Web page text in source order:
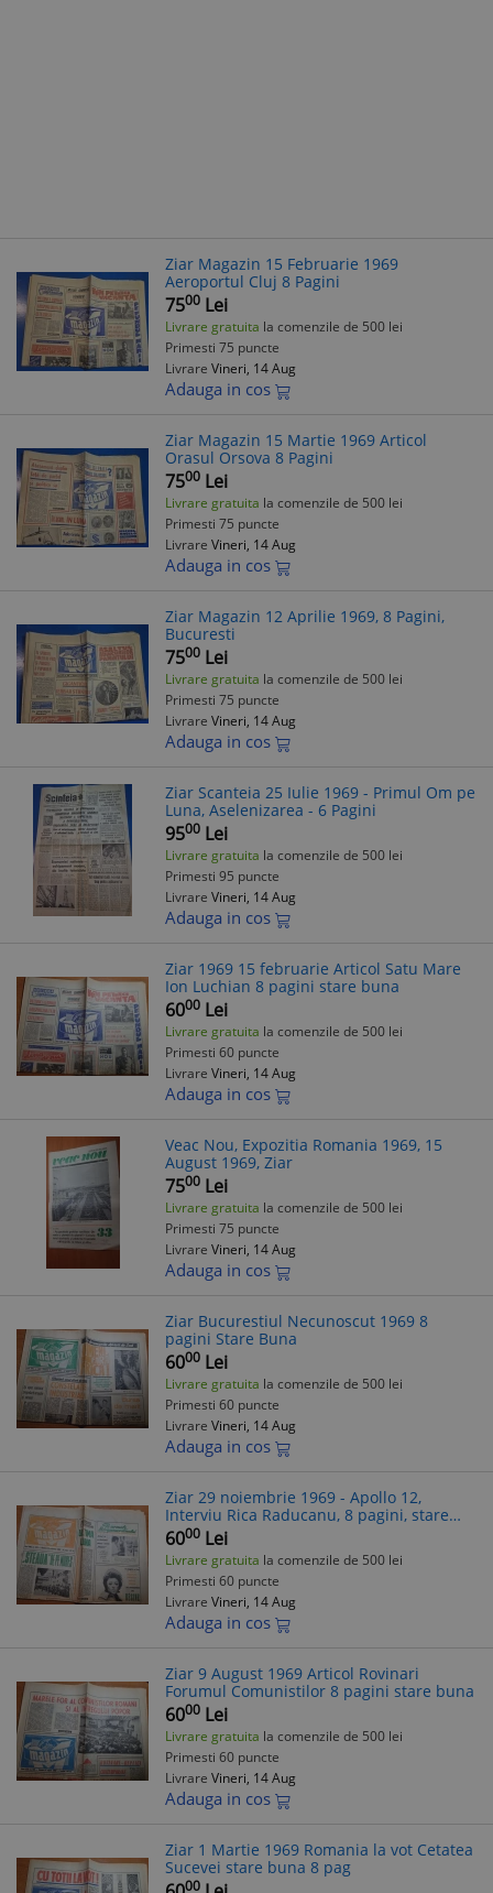
Ziar Magazin 15 Februarie 1969
Aeroportul Cluj 8 Pagini
7500 Lei
Livrare gratuita la comenzile de 500 lei
Primesti 75 puncte
Livrare Vineri, 14 Aug
Adauga in cos
Ziar Magazin 15 Martie 1969 Articol
Orasul Orsova 8 Pagini
7500 Lei
Livrare gratuita la comenzile de 500 lei
Primesti 75 puncte
Livrare Vineri, 14 Aug
Adauga in cos
Ziar Magazin 12 Aprilie 1969, 8 Pagini,
Bucuresti
7500 Lei
Livrare gratuita la comenzile de 500 lei
Primesti 75 puncte
Livrare Vineri, 14 Aug
Adauga in cos
Ziar Scanteia 25 Iulie 1969 - Primul Om pe
Luna, Aselenizarea - 6 Pagini
9500 Lei
Livrare gratuita la comenzile de 500 lei
Primesti 95 puncte
Livrare Vineri, 14 Aug
Adauga in cos
Ziar 1969 15 februarie Articol Satu Mare
Ion Luchian 8 pagini stare buna
6000 Lei
Livrare gratuita la comenzile de 500 lei
Primesti 60 puncte
Livrare Vineri, 14 Aug
Adauga in cos
Veac Nou, Expozitia Romania 1969, 15
August 1969, Ziar
7500 Lei
Livrare gratuita la comenzile de 500 lei
Primesti 75 puncte
Livrare Vineri, 14 Aug
Adauga in cos
Ziar Bucurestiul Necunoscut 1969 8
pagini Stare Buna
6000 Lei
Livrare gratuita la comenzile de 500 lei
Primesti 60 puncte
Livrare Vineri, 14 Aug
Adauga in cos
Ziar 29 noiembrie 1969 - Apollo 12,
Interviu Rica Raducanu, 8 pagini, stare
buna
6000 Lei
Livrare gratuita la comenzile de 500 lei
Primesti 60 puncte
Livrare Vineri, 14 Aug
Adauga in cos
Ziar 9 August 1969 Articol Rovinari
Forumul Comunistilor 8 pagini stare buna
6000 Lei
Livrare gratuita la comenzile de 500 lei
Primesti 60 puncte
Livrare Vineri, 14 Aug
Adauga in cos
Ziar 1 Martie 1969 Romania la vot Cetatea
Sucevei stare buna 8 pag
00